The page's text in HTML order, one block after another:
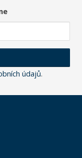
údajů.